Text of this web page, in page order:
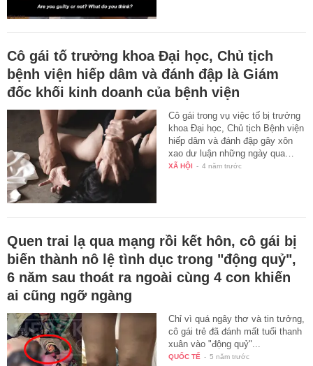
Cô gái tố trưởng khoa Đại học, Chủ tịch
bệnh viện hiếp dâm và đánh đập là Giám
đốc khối kinh doanh của bệnh viện
Cô gái trong vụ việc tố bị trưởng
khoa Đại học, Chủ tịch Bệnh viện
hiếp dâm và đánh đập gây xôn
xao dư luận những ngày qua…
XÃ HỘI - 4 năm trước
Quen trai lạ qua mạng rồi kết hôn, cô gái bị
biến thành nô lệ tình dục trong "động quỷ",
6 năm sau thoát ra ngoài cùng 4 con khiến
ai cũng ngỡ ngàng
Chỉ vì quá ngây thơ và tin tưởng,
cô gái trẻ đã đánh mất tuổi thanh
xuân vào "động quỷ"...
QUỐC TẾ - 5 năm trước